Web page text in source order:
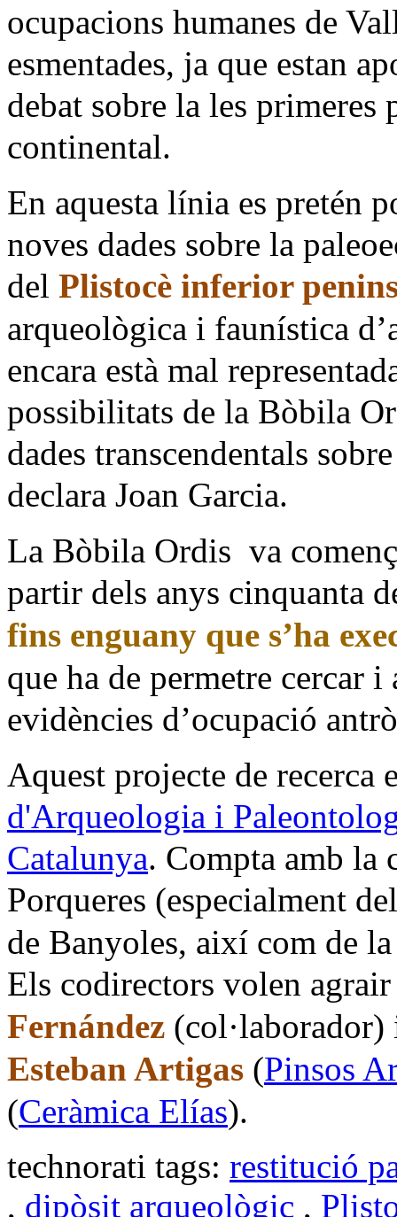
ocupacions humanes de
esmentades, ja que estan
debat sobre la les primeres
continental.
En aquesta línia es pretén
noves dades sobre la
del Plistocè inferior
arqueològica i faunística
encara està mal
possibilitats de la Bòbila
dades transcendentals
declara Joan Garcia.
La Bòbila Ordis va
partir dels anys cinquanta
fins enguany que s’ha
que ha de permetre cercar
evidències d’ocupació
Aquest projecte de recerca
d'Arqueologia i
Catalunya. Compta amb la
Porqueres (especialment
de Banyoles, així com de
Els codirectors volen
Fernández
Esteban Artigas (Pinsos
(Ceràmica Elías).
technorati tags: restitució
, dipòsit arqueològic ,